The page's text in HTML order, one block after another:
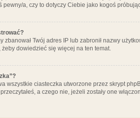
pewny/a, czy to dotyczy Ciebie jako kogoś
zbanował Twój adres IP lub zabronił nazwy
dowiedzieć się więcej na ten temat.
wszystkie ciasteczka utworzone przez skrypt
a czego nie, jeżeli zostały one